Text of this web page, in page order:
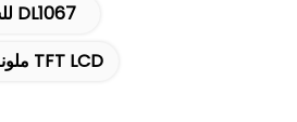
لوحة عرض TFT للسائق DL1067
شاشة ST7789V IC ملونة TFT LCD